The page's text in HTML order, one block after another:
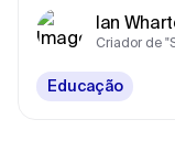
Ian
Criador de
Educação